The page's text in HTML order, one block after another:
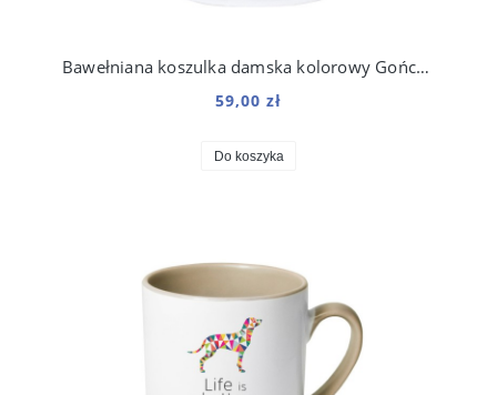
Bawełniana koszulka damska kolorowy Gończy Polski
59,00 zł
Do koszyka